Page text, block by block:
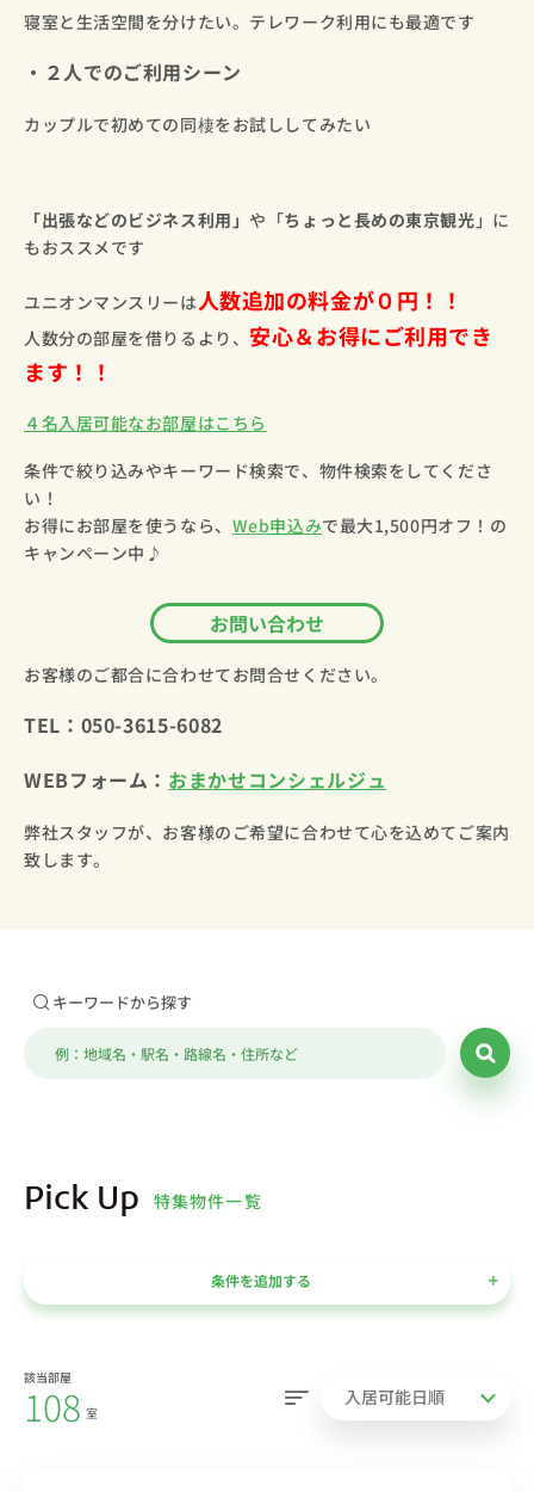
寝室と生活空間を分けたい。テレワーク利用にも最適です
・２人でのご利用シーン
カップルで初めての同棲をお試ししてみたい
「出張などのビジネス利用」 や「ちょっと長めの東京観光 」に
もおススメです
ユニオンマンスリーは人数追加の料金が０円！！
人数分の部屋を借りるより、 安心＆お得にご利用でき
ます！！
４名入居可能なお部屋はこちら
条件で絞り込みやキーワード検索で、物件検索をしてくださ
い！
お得にお部屋を使うなら、 Web申込みで最大1,500円オフ！の
キャンペーン中♪
お問い合わせ
お客様のご都合に合わせてお問合せください。
TEL： 050-3615-6082
WEBフォーム： おまかせコンシェルジュ
弊社スタッフが、お客様のご希望に合わせて心を込めてご案内
致します。
キーワードから探す
Pick Up 特集物件一覧
条件を追加する
該当部屋
108 室